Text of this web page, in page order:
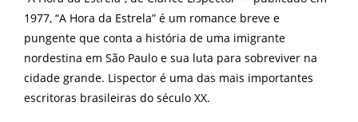
1977, “A Hora da Estrela” é um romance breve e
pungente que conta a história de uma imigrante
nordestina em São Paulo e sua luta para sobreviver na
cidade grande. Lispector é uma das mais importantes
escritoras brasileiras do século XX.